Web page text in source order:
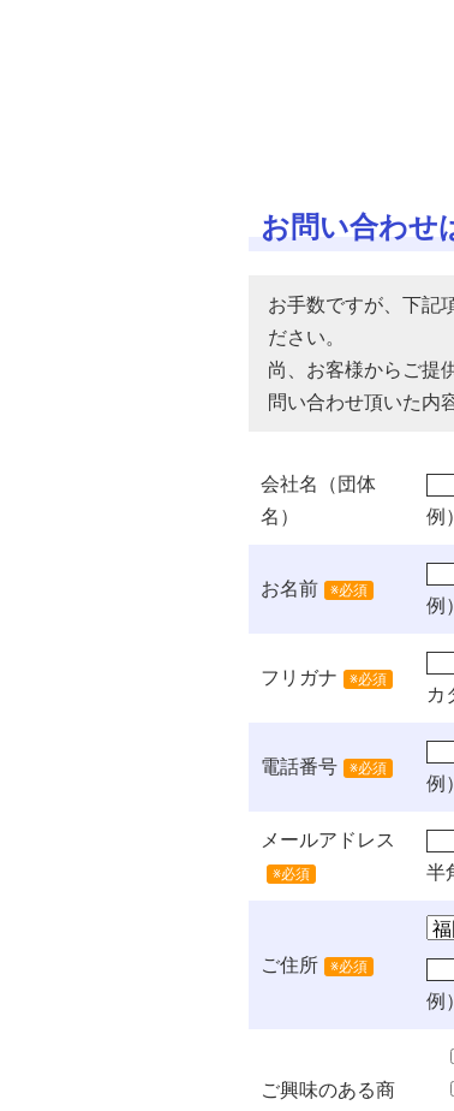
お問い合わせ
お手数ですが、下記
ださい。
尚、お客様からご提
問い合わせ頂いた内
会社名（団体
名）
例
お名前 ※必須
例
フリガナ ※必須
カ
電話番号 ※必須
例
メールアドレス
※必須 半
ご住所 ※必須
例
ご興味のある商